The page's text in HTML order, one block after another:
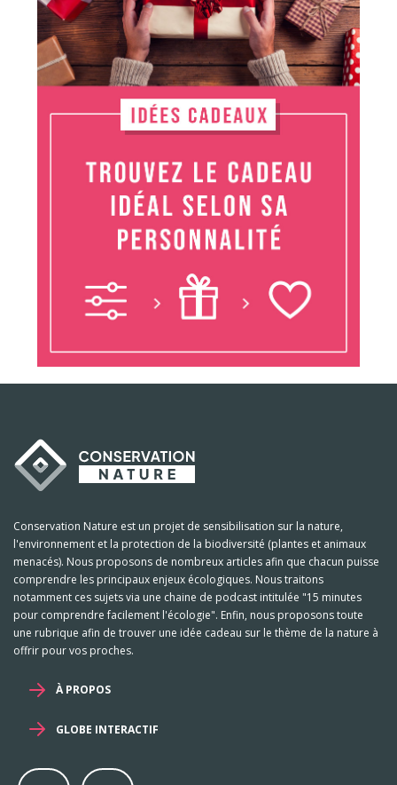
Conservation Nature est un projet de sensibilisation sur la nature,
l'environnement et la protection de la biodiversité (plantes et animaux
menacés). Nous proposons de nombreux articles afin que chacun puisse
comprendre les principaux enjeux écologiques. Nous traitons
notamment ces sujets via une chaine de podcast intitulée "15 minutes
pour comprendre facilement l'écologie". Enfin, nous proposons toute
une rubrique afin de trouver une idée cadeau sur le thème de la nature à
offrir pour vos proches.
À PROPOS
GLOBE INTERACTIF